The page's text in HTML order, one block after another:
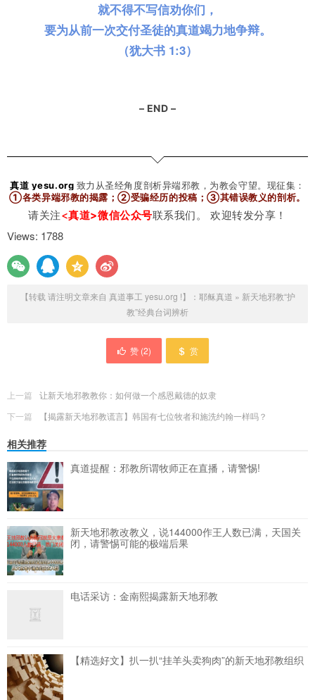
就不得不写信劝你们，
要为从前一次交付圣徒的真道竭力地争辩。
（犹大书 1:3）
– END –
真道 yesu.org 致力从圣经角度剖析异端邪教，为教会守望。 现征集：
①各类异端邪教的揭露；②受骗经历的投稿；③其错误教义的剖析。
请关注<真道>微信公众号联系我们。 欢迎转发分享！
Views: 1788
【转载 请注明文章来自 真道事工 yesu.org !】： 耶稣真道 » 新天地邪教“护
教”经典台词辨析
赞 (2) 赏
上一篇
让新天地邪教教你：如何做一个感恩戴德的奴隶
下一篇
【揭露新天地邪教谎言】韩国有七位牧者和施洗约翰一样吗？
相关推荐
真道提醒：邪教所谓牧师正在直播，请警惕!
新天地邪教改教义，说144000作王人数已满，天国关
闭，请警惕可能的极端后果
电话采访：金南熙揭露新天地邪教
【精选好文】扒一扒“挂羊头卖狗肉”的新天地邪教组织